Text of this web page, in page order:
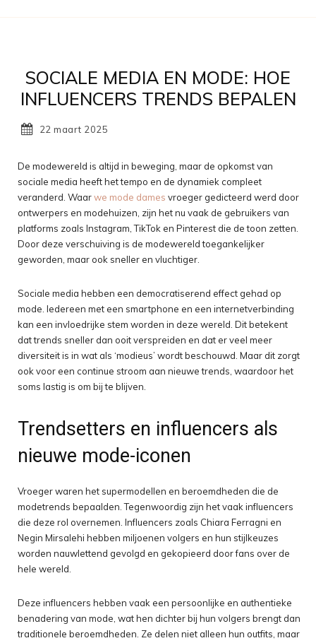
SOCIALE MEDIA EN MODE: HOE
INFLUENCERS TRENDS BEPALEN
22 maart 2025
De modewereld is altijd in beweging, maar de opkomst van
sociale media heeft het tempo en de dynamiek compleet
veranderd. Waarwe mode dames vroeger gedicteerd werd door
ontwerpers en modehuizen, zijn het nu vaak de gebruikers van
platforms zoals Instagram, TikTok en Pinterest die de toon zetten.
Door deze verschuiving is de modewereld toegankelijker
geworden, maar ook sneller en vluchtiger.
Sociale media hebben een democratiserend effect gehad op
mode. Iedereen met een smartphone en een internetverbinding
kan een invloedrijke stem worden in deze wereld. Dit betekent
dat trends sneller dan ooit verspreiden en dat er veel meer
diversiteit is in wat als ‘modieus’ wordt beschouwd. Maar dit zorgt
ook voor een continue stroom aan nieuwe trends, waardoor het
soms lastig is om bij te blijven.
Trendsetters en influencers als
nieuwe mode-iconen
Vroeger waren het supermodellen en beroemdheden die de
modetrends bepaalden. Tegenwoordig zijn het vaak influencers
die deze rol overnemen. Influencers zoals Chiara Ferragni en
Negin Mirsalehi hebben miljoenen volgers en hun stijlkeuzes
worden nauwlettend gevolgd en gekopieerd door fans over de
hele wereld.
Deze influencers hebben vaak een persoonlijke en authentieke
benadering van mode, wat hen dichter bij hun volgers brengt dan
traditionele beroemdheden. Ze delen niet alleen hun outfits, maar